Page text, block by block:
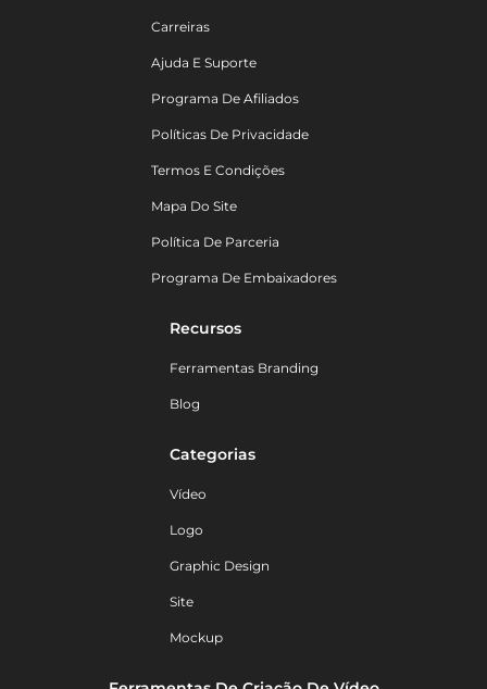
Carreiras
Ajuda E Suporte
Programa De Afiliados
Políticas De Privacidade
Termos E Condições
Mapa Do Site
Política De Parceria
Programa De Embaixadores
Recursos
Ferramentas Branding
Blog
Categorias
Vídeo
Logo
Graphic Design
Site
Mockup